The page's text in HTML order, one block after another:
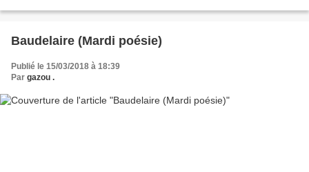
Baudelaire (Mardi poésie)
Publié le 15/03/2018 à 18:39
Par gazou .